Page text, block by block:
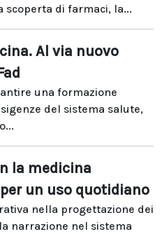
di farmaci, la...
Al via nuovo
una formazione
del sistema salute,
la medicina
un uso quotidiano
nella progettazione dei
narrazione nel sistema